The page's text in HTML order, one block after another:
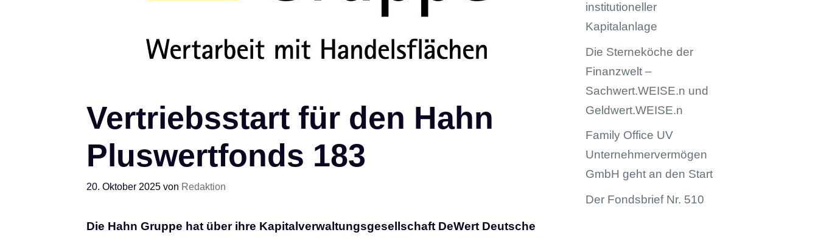
Vertriebsstart für den Hahn
Pluswertfonds 183
20. Oktober 2025 von Redaktion
Die Hahn Gruppe hat über ihre Kapitalverwaltungsgesellschaft DeWert Deutsche
institutioneller
Kapitalanlage
Die Sterneköche der
Finanzwelt –
Sachwert.WEISE.n und
Geldwert.WEISE.n
Family Office UV
Unternehmervermögen
GmbH geht an den Start
Der Fondsbrief Nr. 510